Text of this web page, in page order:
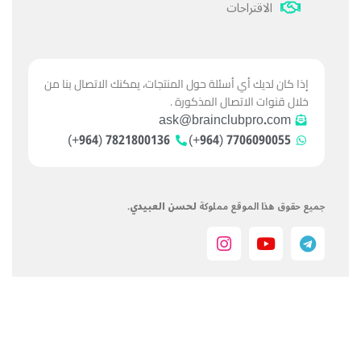
الاقتراحات
إذا كان لديك أي أسئلة حول المنتجات، يمكنك الاتصال بنا من
خلال قنوات الاتصال المذكورة .
ask@brainclubpro.com
7706090055 (964+)
7821800136 (964+)
جميع حقوق هذا الموقع مملوكة لحسن العبيدي.